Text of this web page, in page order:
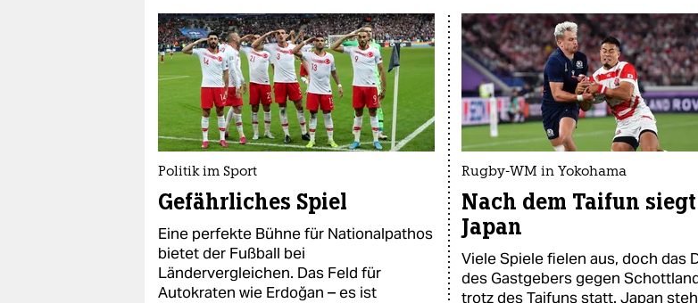
Politik im Sport
Gefährliches Spiel
Eine perfekte Bühne für Nationalpathos
bietet der Fußball bei
Ländervergleichen. Das Feld für
Autokraten wie Erdoğan – es ist
Rugby-WM in Yokohama
Nach dem Taifun siegt
Japan
Viele Spiele fielen aus, doch das
des Gastgebers gegen
trotz des Taifuns statt. Japan